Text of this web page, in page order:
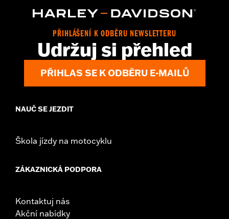
d.com/warranty for full details
PŘIHLÁŠENÍ K ODBĚRU NEWSLETTERU
Udržuj si přehled
PŘIHLAS SE K ODBĚRU E-MAILŮ
NAUČ SE JEZDIT
Škola jízdy na motocyklu
ZÁKAZNICKÁ PODPORA
Kontaktuj nás
Akční nabídky